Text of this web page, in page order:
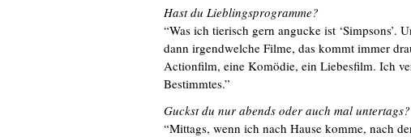
Hast du Lieblingsprogramme?
“Was ich tierisch gern angucke ist ‘Simpsons’.
dann irgendwelche Filme, das kommt immer
Actionfilm, eine Komödie, ein Liebesfilm. Ich
Bestimmtes.”
Guckst du nur abends oder auch mal untertags?
“Mittags, wenn ich nach Hause komme, nach